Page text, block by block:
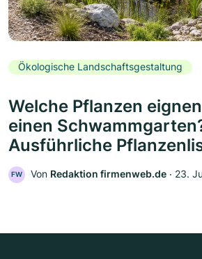
Ökologische Landschaftsgestaltung
Welche Pflanzen
einen
Ausführliche
FW Von Redaktion firmenweb.de ‧ 23.